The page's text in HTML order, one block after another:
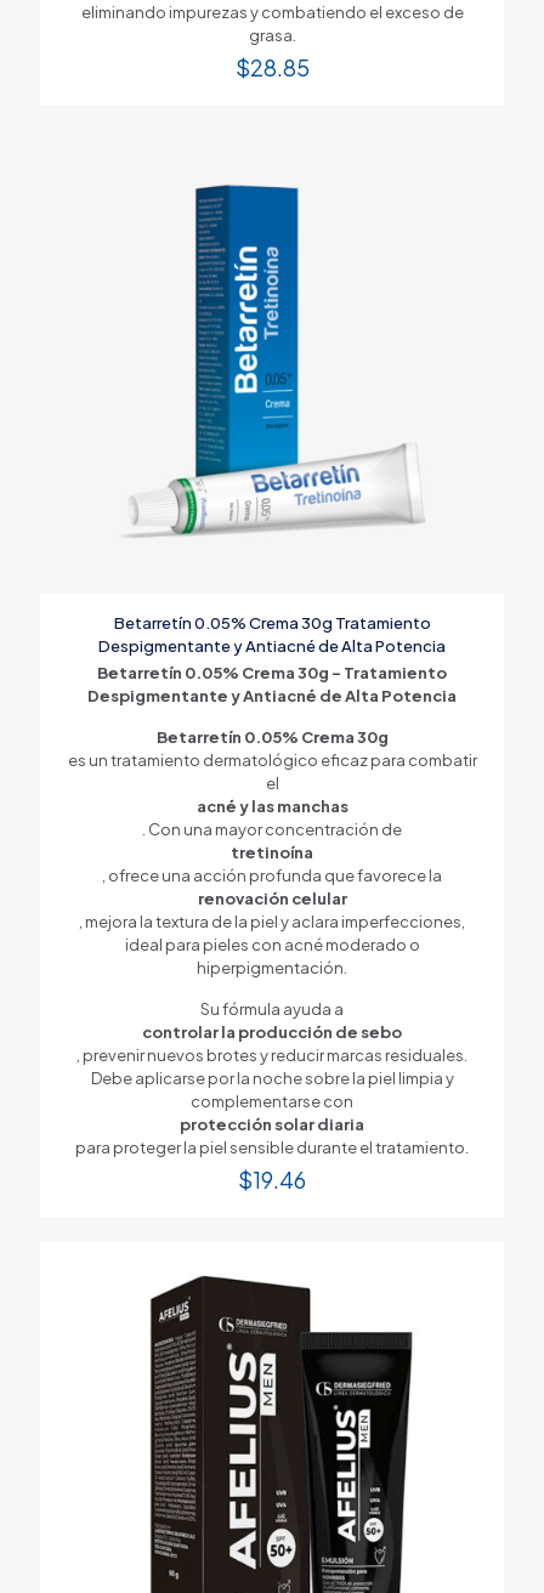
eliminando impurezas y combatiendo el exceso de
grasa.
$28.85
Betarretín 0.05% Crema 30g Tratamiento
Despigmentante y Antiacné de Alta Potencia
Betarretín 0.05% Crema 30g – Tratamiento
Despigmentante y Antiacné de Alta Potencia
Betarretín 0.05% Crema 30g
es un tratamiento dermatológico eficaz para combatir
el
acné y las manchas
. Con una mayor concentración de
tretinoína
, ofrece una acción profunda que favorece la
renovación celular
, mejora la textura de la piel y aclara imperfecciones,
ideal para pieles con acné moderado o
hiperpigmentación.
Su fórmula ayuda a
controlar la producción de sebo
, prevenir nuevos brotes y reducir marcas residuales.
Debe aplicarse por la noche sobre la piel limpia y
complementarse con
protección solar diaria
para proteger la piel sensible durante el tratamiento.
$19.46